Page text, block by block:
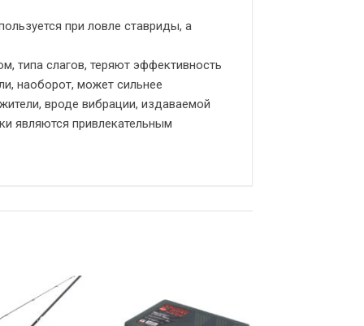
при ловле ставриды, а
типа слагов, теряют эффективность
наоборот, может сильнее
вроде вибрации, издаваемой
являются привлекательным